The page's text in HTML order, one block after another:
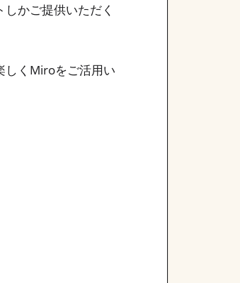
かご提供いただく
しくMiroをご活用い